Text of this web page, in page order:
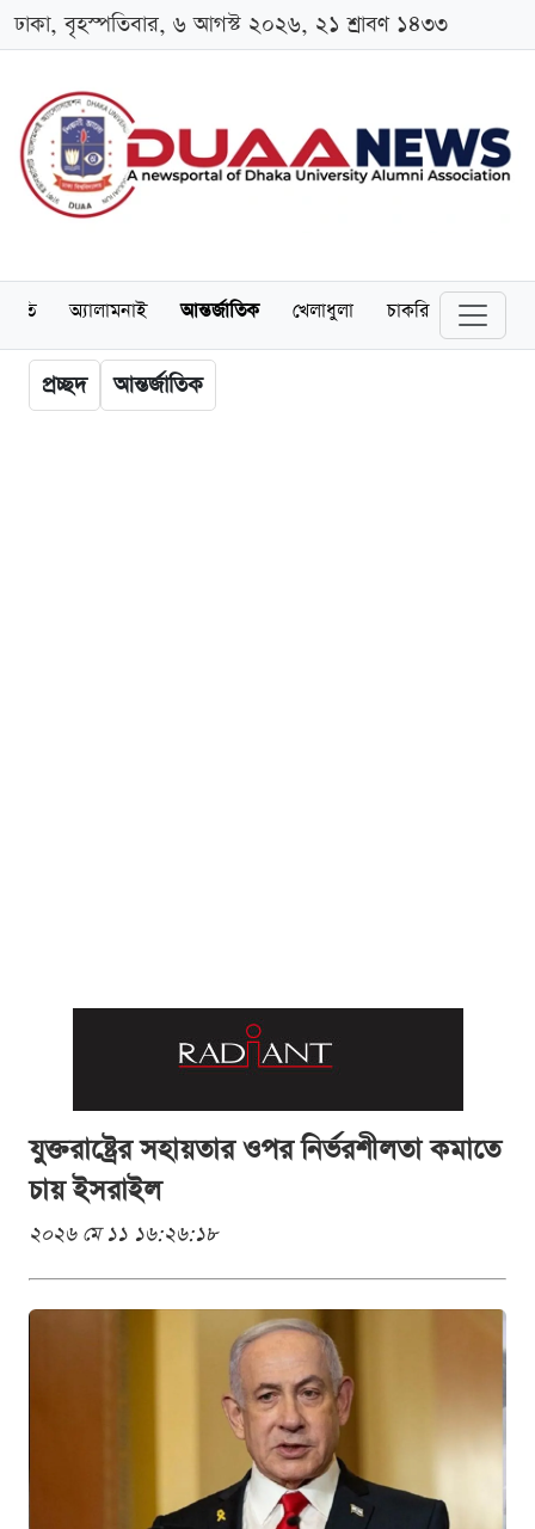
ঢাকা, বৃহস্পতিবার, ৬ আগস্ট ২০২৬, ২১ শ্রাবণ ১৪৩৩
অ্যালামনাই আন্তর্জাতিক খেলাধুলা চাকরি স্কলারশিপ
প্রচ্ছদ আন্তর্জাতিক
যুক্তরাষ্ট্রের সহায়তার ওপর নির্ভরশীলতা কমাতে
চায় ইসরাইল
২০২৬ মে ১১ ১৬:২৬:১৮